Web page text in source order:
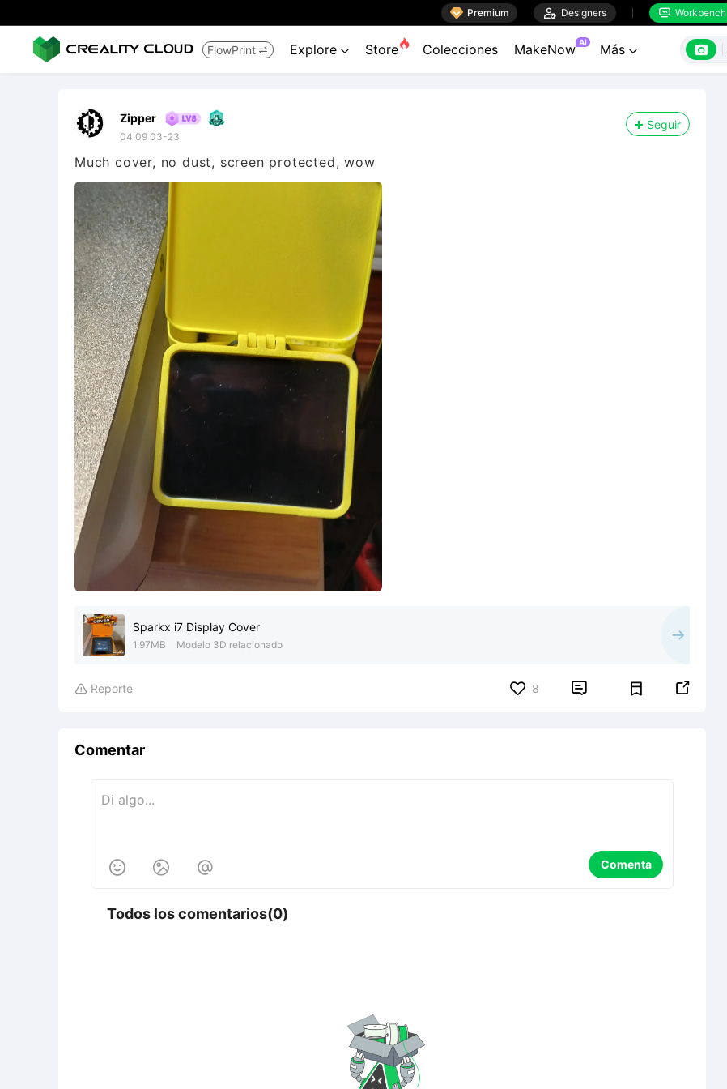
 Premium  Designers  Workbench
FlowPrint  Explore  Store Colecciones MakeNow AI Más  
Zipper
04:09 03-23
Seguir
Much cover, no dust, screen protected, wow
Sparkx i7 Display Cover
1.97MB Modelo 3D relacionado
 Reporte 8  
Comentar
   Comenta
Todos los comentarios(0)